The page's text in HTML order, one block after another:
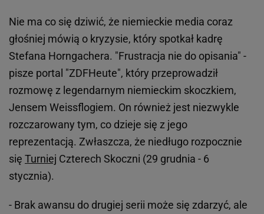
Nie ma co się dziwić, że niemieckie media coraz
głośniej mówią o kryzysie, który spotkał kadrę
Stefana Horngachera. "Frustracja nie do opisania" -
pisze portal "ZDFHeute", który przeprowadził
rozmowę z legendarnym niemieckim skoczkiem,
Jensem Weissflogiem. On również jest niezwykle
rozczarowany tym, co dzieje się z jego
reprezentacją. Zwłaszcza, że niedługo rozpocznie
się Turniej Czterech Skoczni (29 grudnia - 6
stycznia).
- Brak awansu do drugiej serii może się zdarzyć, ale